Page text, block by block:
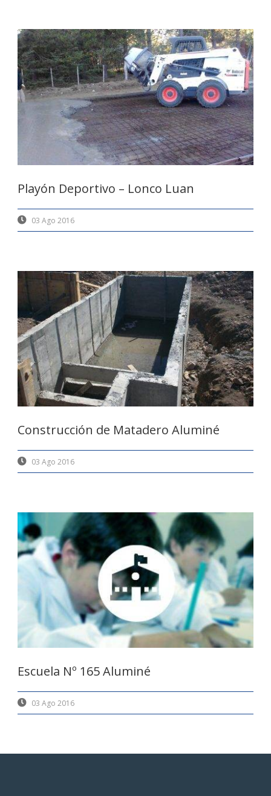
Playón Deportivo – Lonco Luan
03 Ago 2016
Construcción de Matadero Aluminé
03 Ago 2016
Escuela Nº 165 Aluminé
03 Ago 2016